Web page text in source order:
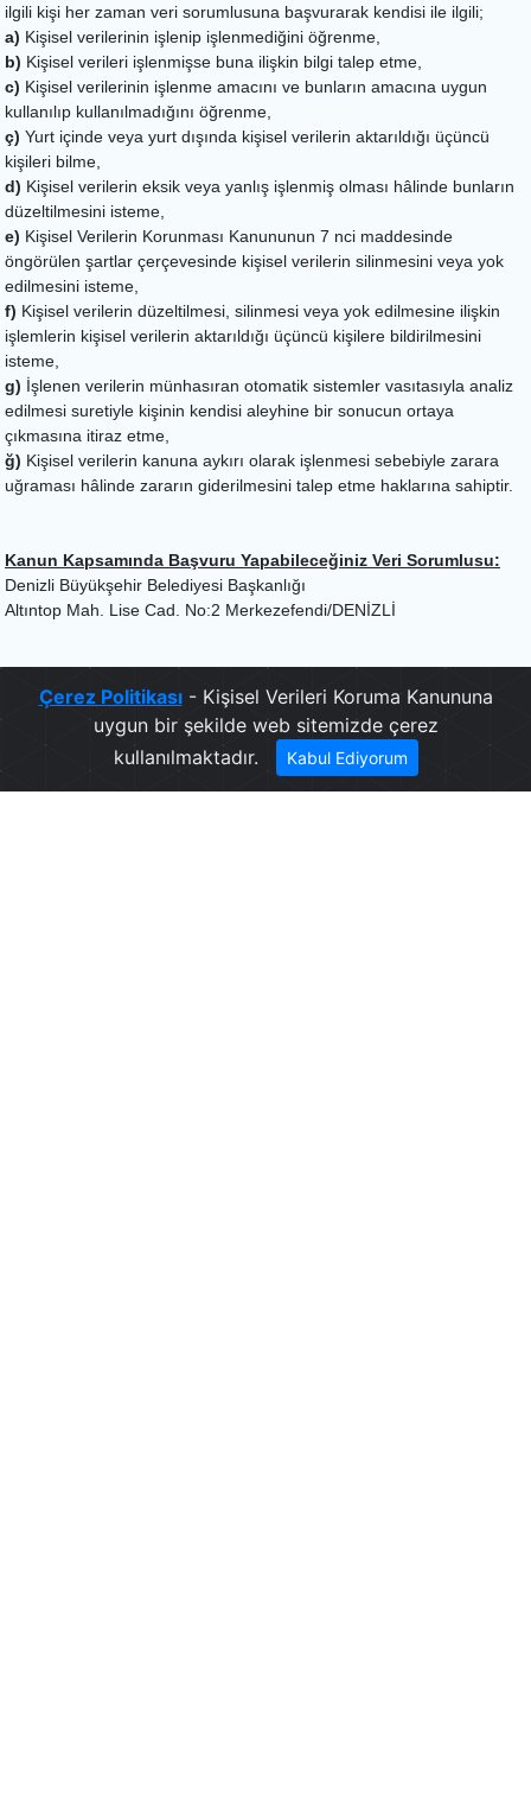
ilgili kişi her zaman veri sorumlusuna başvurarak kendisi ile ilgili;
a) Kişisel verilerinin işlenip işlenmediğini öğrenme,
b) Kişisel verileri işlenmişse buna ilişkin bilgi talep etme,
c) Kişisel verilerinin işlenme amacını ve bunların amacına uygun
kullanılıp kullanılmadığını öğrenme,
ç) Yurt içinde veya yurt dışında kişisel verilerin aktarıldığı üçüncü
kişileri bilme,
d) Kişisel verilerin eksik veya yanlış işlenmiş olması hâlinde bunların
düzeltilmesini isteme,
e) Kişisel Verilerin Korunması Kanununun 7 nci maddesinde
öngörülen şartlar çerçevesinde kişisel verilerin silinmesini veya yok
edilmesini isteme,
f) Kişisel verilerin düzeltilmesi, silinmesi veya yok edilmesine ilişkin
işlemlerin kişisel verilerin aktarıldığı üçüncü kişilere bildirilmesini
isteme,
g) İşlenen verilerin münhasıran otomatik sistemler vasıtasıyla analiz
edilmesi suretiyle kişinin kendisi aleyhine bir sonucun ortaya
çıkmasına itiraz etme,
ğ) Kişisel verilerin kanuna aykırı olarak işlenmesi sebebiyle zarara
uğraması hâlinde zararın giderilmesini talep etme haklarına sahiptir.
Kanun Kapsamında Başvuru Yapabileceğiniz Veri Sorumlusu:
Denizli Büyükşehir Belediyesi Başkanlığı
Altıntop Mah. Lise Cad. No:2 Merkezefendi/DENİZLİ
Çerez Politikası- Kişisel Verileri Koruma Kanununa
uygun bir şekilde web sitemizde çerez
kullanılmaktadır.
Kabul Ediyorum